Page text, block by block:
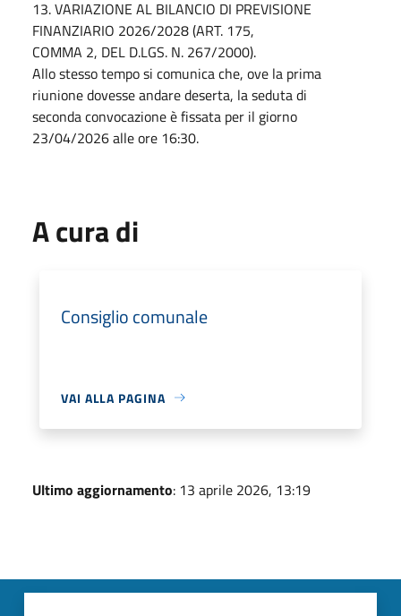
13. VARIAZIONE AL BILANCIO DI PREVISIONE
FINANZIARIO 2026/2028 (ART. 175,
COMMA 2, DEL D.LGS. N. 267/2000).
Allo stesso tempo si comunica che, ove la prima
riunione dovesse andare deserta, la seduta di
seconda convocazione è fissata per il giorno
23/04/2026 alle ore 16:30.
A cura di
Consiglio comunale
VAI ALLA PAGINA
Ultimo aggiornamento: 13 aprile 2026, 13:19